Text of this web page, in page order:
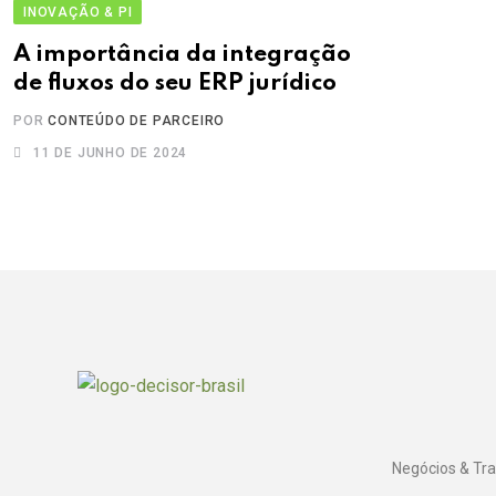
INOVAÇÃO & PI
A importância da integração
de fluxos do seu ERP jurídico
PORCONTEÚDO DE PARCEIRO
11 DE JUNHO DE 2024
Negócios &